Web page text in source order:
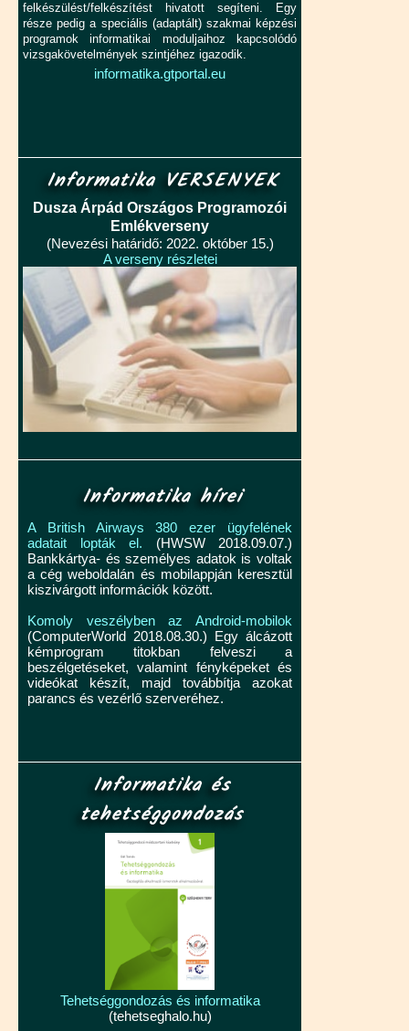
felkészülést/felkészítést hivatott segíteni. Egy
része pedig a speciális (adaptált) szakmai képzési
programok informatikai moduljaihoz kapcsolódó
vizsgakövetelmények szintjéhez igazodik.
informatika.gtportal.eu
Informatika VERSENYEK
Dusza Árpád Országos Programozói
Emlékverseny
(Nevezési határidő: 2022. október 15.)
A verseny részletei
Informatika hírei
A British Airways 380 ezer ügyfelének
adatait lopták el. (HWSW 2018.09.07.)
Bankkártya- és személyes adatok is voltak
a cég weboldalán és mobilappján keresztül
kiszivárgott információk között.
Komoly veszélyben az Android-mobilok
(ComputerWorld 2018.08.30.) Egy álcázott
kémprogram titokban felveszi a
beszélgetéseket, valamint fényképeket és
videókat készít, majd továbbítja azokat
parancs és vezérlő szerveréhez.
Informatika és
tehetséggondozás
Tehetséggondozás és informatika
(tehetseghalo.hu)